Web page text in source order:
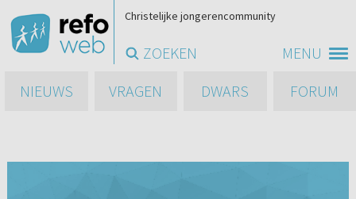
MENU
Christelijke jongerencommunity
ZOEKEN
NIEUWS
VRAGEN DWARS FORUM